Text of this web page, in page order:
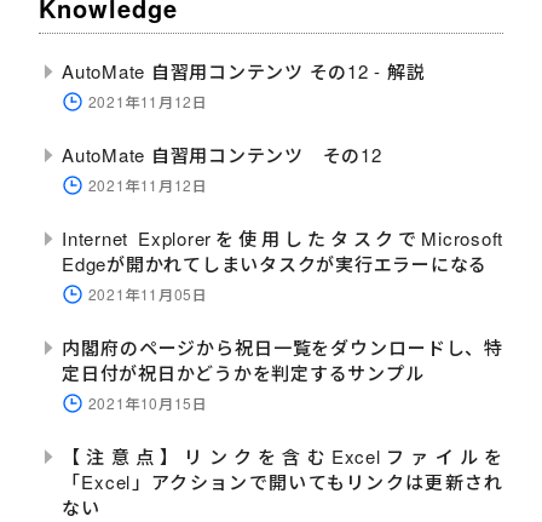
Knowledge
AutoMate 自習用コンテンツ その12 - 解説
2021年11月12日
AutoMate 自習用コンテンツ その12
2021年11月12日
Internet Explorerを使用したタスクでMicrosoft
Edgeが開かれてしまいタスクが実行エラーになる
2021年11月05日
内閣府のページから祝日一覧をダウンロードし、特
定日付が祝日かどうかを判定するサンプル
2021年10月15日
【注意点】リンクを含むExcelファイルを
「Excel」アクションで開いてもリンクは更新され
ない